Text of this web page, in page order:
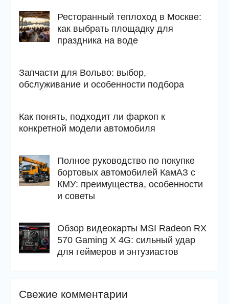
Ресторанный теплоход в Москве:
как выбрать площадку для
праздника на воде
Запчасти для Вольво: выбор,
обслуживание и особенности подбора
Как понять, подходит ли фаркоп к
конкретной модели автомобиля
Полное руководство по покупке
бортовых автомобилей КамАЗ с
КМУ: преимущества, особенности
и советы
Обзор видеокарты MSI Radeon RX
570 Gaming X 4G: сильный удар
для геймеров и энтузиастов
Свежие комментарии